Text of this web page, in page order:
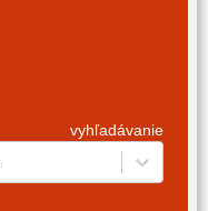
vyhľadávanie